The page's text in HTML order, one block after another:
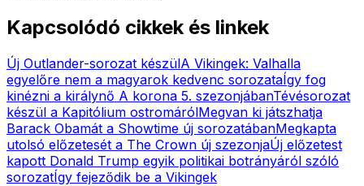
Kapcsolódó cikkek és linkek
Új Outlander-sorozat készülA Vikingek: Valhalla
egyelőre nem a magyarok kedvenc sorozataÍgy fog
kinézni a királynő A korona 5. szezonjábanTévésorozat
készül a Kapitólium ostromárólMegvan ki játszhatja
Barack Obamát a Showtime új sorozatábanMegkapta
utolsó előzetesét a The Crown új szezonjaÚj előzetest
kapott Donald Trump egyik politikai botrányáról szóló
sorozatÍgy fejeződik be a Vikingek